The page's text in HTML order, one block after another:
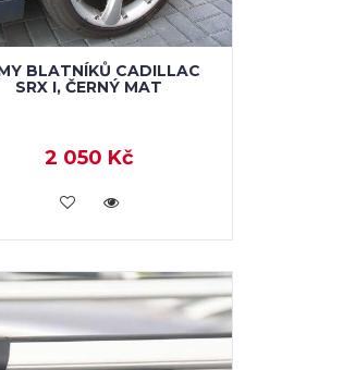
BLATNÍKŮ CADILLAC
SRX I, ČERNÝ MAT
2 050 Kč
KOUPIT